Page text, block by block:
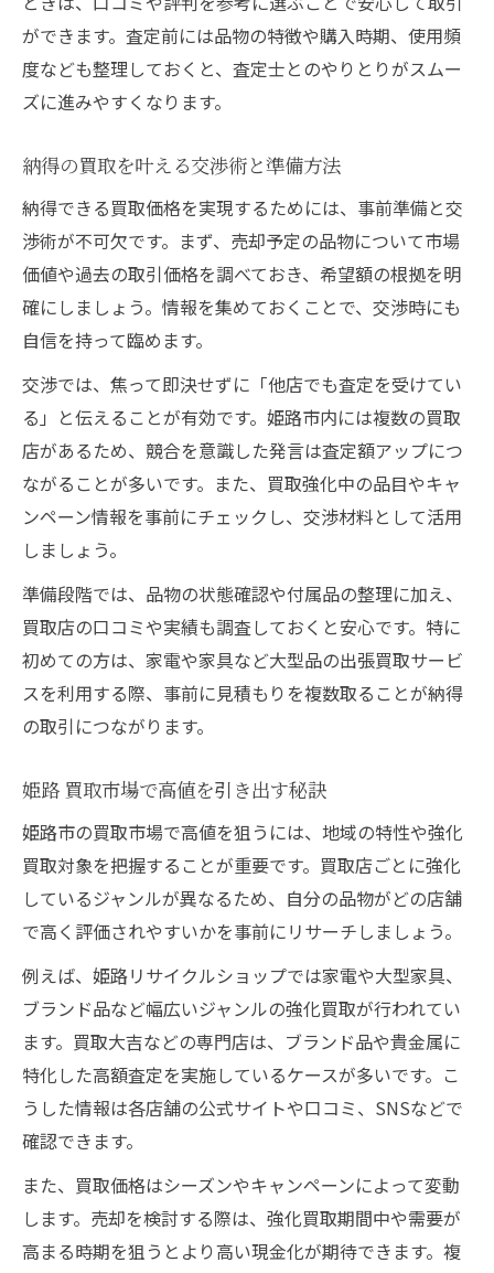
ができます。査定前には品物の特徴や購入時期、使用頻
度なども整理しておくと、査定士とのやりとりがスムー
ズに進みやすくなります。
納得の買取を叶える交渉術と準備方法
納得できる買取価格を実現するためには、事前準備と交
渉術が不可欠です。まず、売却予定の品物について市場
価値や過去の取引価格を調べておき、希望額の根拠を明
確にしましょう。情報を集めておくことで、交渉時にも
自信を持って臨めます。
交渉では、焦って即決せずに「他店でも査定を受けてい
る」と伝えることが有効です。姫路市内には複数の買取
店があるため、競合を意識した発言は査定額アップにつ
ながることが多いです。また、買取強化中の品目やキャ
ンペーン情報を事前にチェックし、交渉材料として活用
しましょう。
準備段階では、品物の状態確認や付属品の整理に加え、
買取店の口コミや実績も調査しておくと安心です。特に
初めての方は、家電や家具など大型品の出張買取サービ
スを利用する際、事前に見積もりを複数取ることが納得
の取引につながります。
姫路 買取市場で高値を引き出す秘訣
姫路市の買取市場で高値を狙うには、地域の特性や強化
買取対象を把握することが重要です。買取店ごとに強化
しているジャンルが異なるため、自分の品物がどの店舗
で高く評価されやすいかを事前にリサーチしましょう。
例えば、姫路リサイクルショップでは家電や大型家具、
ブランド品など幅広いジャンルの強化買取が行われてい
ます。買取大吉などの専門店は、ブランド品や貴金属に
特化した高額査定を実施しているケースが多いです。こ
うした情報は各店舗の公式サイトや口コミ、SNSなどで
確認できます。
また、買取価格はシーズンやキャンペーンによって変動
します。売却を検討する際は、強化買取期間中や需要が
高まる時期を狙うとより高い現金化が期待できます。複